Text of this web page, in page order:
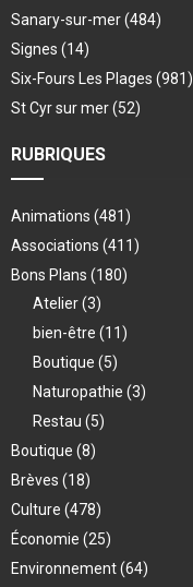
Sanary-sur-mer(484)
Signes (14)
Six-Fours Les Plages (981)
St Cyr sur mer(52)
RUBRIQUES
Animations (481)
Associations (411)
Bons Plans (180)
Atelier(3)
bien-être (11)
Boutique (5)
Naturopathie (3)
Restau (5)
Boutique (8)
Brèves (18)
Culture (478)
Économie (25)
Environnement(64)